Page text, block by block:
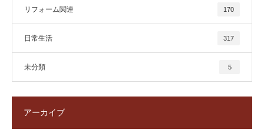
リフォーム関連 170
日常生活 317
未分類 5
アーカイブ